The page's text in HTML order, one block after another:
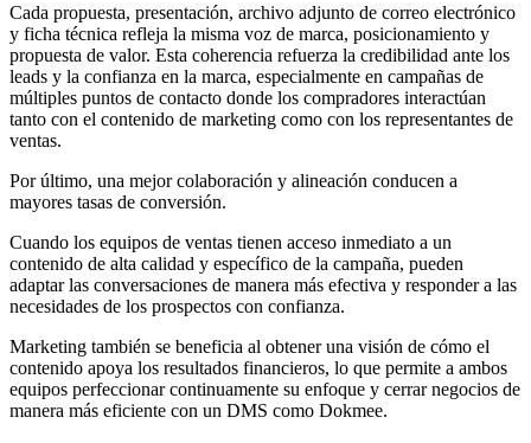
Cada propuesta, presentación, archivo adjunto de correo electrónico
y ficha técnica refleja la misma voz de marca, posicionamiento y
propuesta de valor. Esta coherencia refuerza la credibilidad ante los
leads y la confianza en la marca, especialmente en campañas de
múltiples puntos de contacto donde los compradores interactúan
tanto con el contenido de marketing como con los representantes de
ventas.
Por último, una mejor colaboración y alineación conducen a
mayores tasas de conversión.
Cuando los equipos de ventas tienen acceso inmediato a un
contenido de alta calidad y específico de la campaña, pueden
adaptar las conversaciones de manera más efectiva y responder a las
necesidades de los prospectos con confianza.
Marketing también se beneficia al obtener una visión de cómo el
contenido apoya los resultados financieros, lo que permite a ambos
equipos perfeccionar continuamente su enfoque y cerrar negocios de
manera más eficiente con un DMS como Dokmee.